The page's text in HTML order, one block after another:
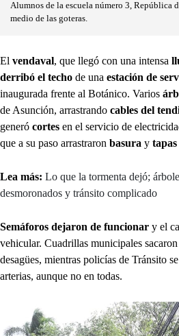
Alumnos de la escuela número 3, República
medio de las goteras.
El vendaval, que llegó con una intensa
derribó el techo de una estación de
inaugurada frente al Botánico. Varios
de Asunción, arrastrando cables del
generó cortes en el servicio de
que a su paso arrastraron basura y
Lea más: Lo que la tormenta dejó;
desmoronados y tránsito complicado
Semáforos dejaron de funcionar y el
vehicular. Cuadrillas municipales
desagües, mientras policías de Tránsito
arterias, aunque no en todas.